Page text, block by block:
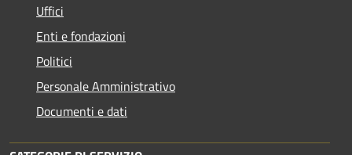
Uffici
Enti e fondazioni
Politici
Personale Amministrativo
Documenti e dati